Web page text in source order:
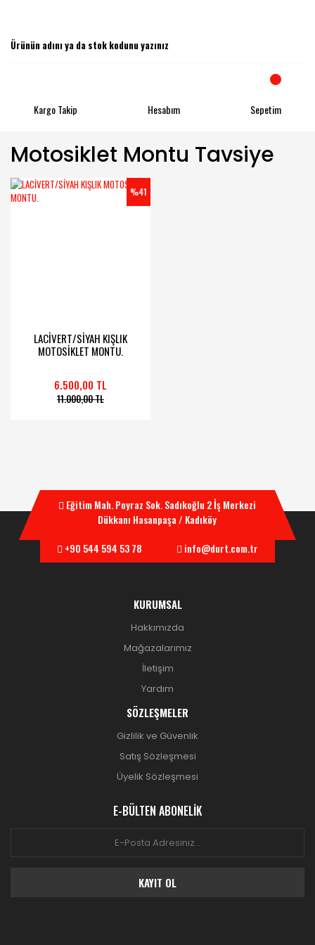
Kargo Takip Hesabım Sepetim
Motosiklet Montu Tavsiye
%41
LACİVERT/SİYAH KIŞLIK
MOTOSİKLET MONTU.
6.500,00 TL
11.000,00 TL
Eğitim Mah. Poyraz Sok. Sadıkoğlu 2 İş Merkezi
Dükkanı Hasanpaşa / Kadıköy
+90 544 594 53 78
info@durt.com.tr
KURUMSAL
Hakkımızda
Mağazalarımız
İletişim
Yardım
SÖZLEŞMELER
Gizlilik ve Güvenlik
Satış Sözleşmesi
Üyelik Sözleşmesi
E-BÜLTEN ABONELİK
KAYIT OL